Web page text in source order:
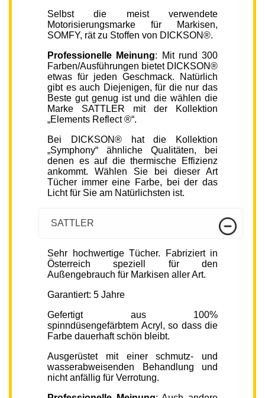
Selbst die meist verwendete
Motorisierungsmarke für Markisen,
SOMFY, rät zu Stoffen von DICKSON®.
Professionelle Meinung: Mit rund 300
Farben/Ausführungen bietet DICKSON®
etwas für jeden Geschmack. Natürlich
gibt es auch Diejenigen, für die nur das
Beste gut genug ist und die wählen die
Marke SATTLER mit der Kollektion
„Elements Reflect ®“.
Bei DICKSON® hat die Kollektion
„Symphony“ ähnliche Qualitäten, bei
denen es auf die thermische Effizienz
ankommt. Wählen Sie bei dieser Art
Tücher immer eine Farbe, bei der das
Licht für Sie am Natürlichsten ist.
SATTLER
Sehr hochwertige Tücher. Fabriziert in
Österreich speziell für den
Außengebrauch für Markisen aller Art.
Garantiert: 5 Jahre
Gefertigt aus 100%
spinndüsengefärbtem Acryl, so dass die
Farbe dauerhaft schön bleibt.
Ausgerüstet mit einer schmutz- und
wasserabweisenden Behandlung und
nicht anfällig für Verrotung.